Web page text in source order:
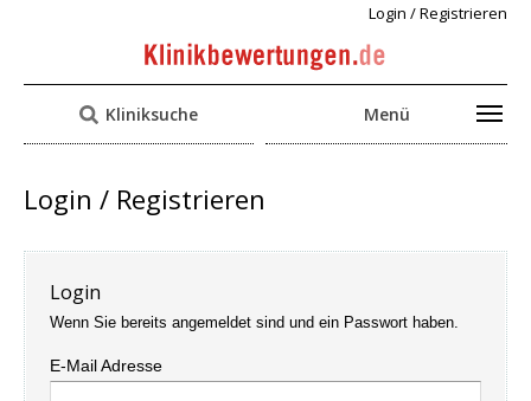
Login / Registrieren
Kliniksuche Menü
Login / Registrieren
Login
Wenn Sie bereits angemeldet sind und ein Passwort haben.
E-Mail Adresse